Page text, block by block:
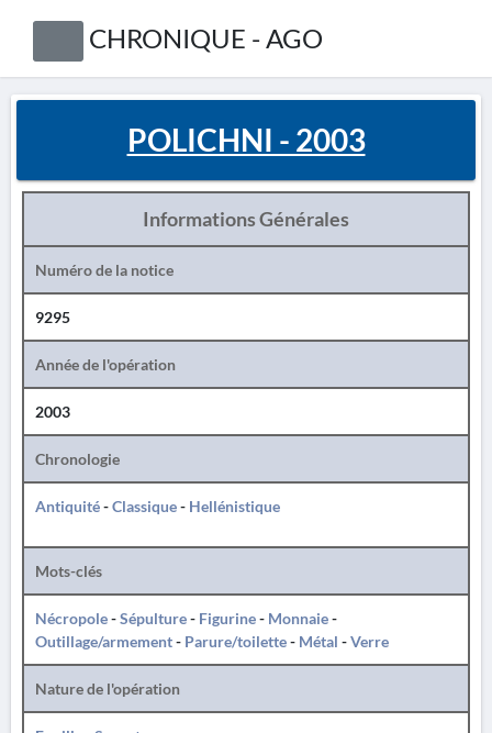
CHRONIQUE - AGO
POLICHNI - 2003
Informations Générales
Numéro de la notice
9295
Année de l'opération
2003
Chronologie
Antiquité-Classique- Hellénistique
Mots-clés
Nécropole-Sépulture- Figurine- Monnaie-
Outillage/armement- Parure/toilette- Métal -Verre
Nature de l'opération